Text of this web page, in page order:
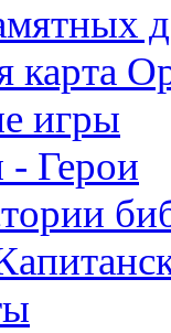
карта
игры
Герои